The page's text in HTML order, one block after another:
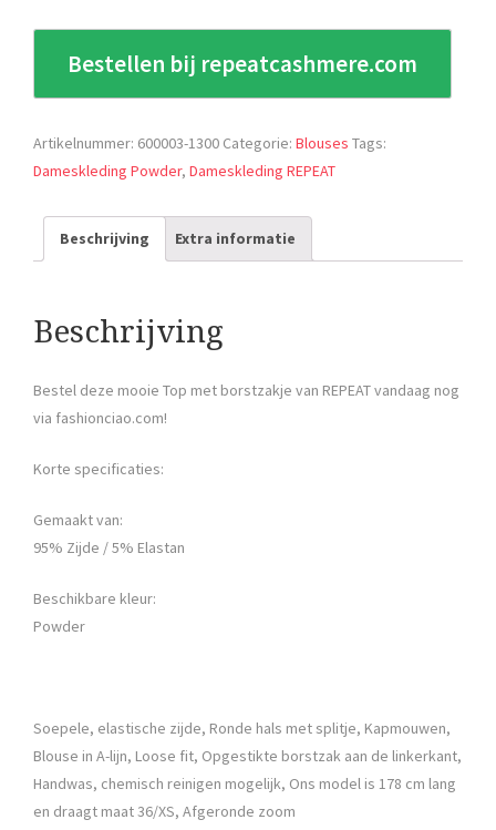
Bestellen bij repeatcashmere.com
Artikelnummer: 600003-1300 Categorie: Blouses Tags:
Dameskleding Powder, Dameskleding REPEAT
Beschrijving Extra informatie
Beschrijving
Bestel deze mooie Top met borstzakje van REPEAT vandaag nog
via fashionciao.com!
Korte specificaties:
Gemaakt van:
95% Zijde / 5% Elastan
Beschikbare kleur:
Powder
Soepele, elastische zijde, Ronde hals met splitje, Kapmouwen,
Blouse in A-lijn, Loose fit, Opgestikte borstzak aan de linkerkant,
Handwas, chemisch reinigen mogelijk, Ons model is 178 cm lang
en draagt maat 36/XS, Afgeronde zoom